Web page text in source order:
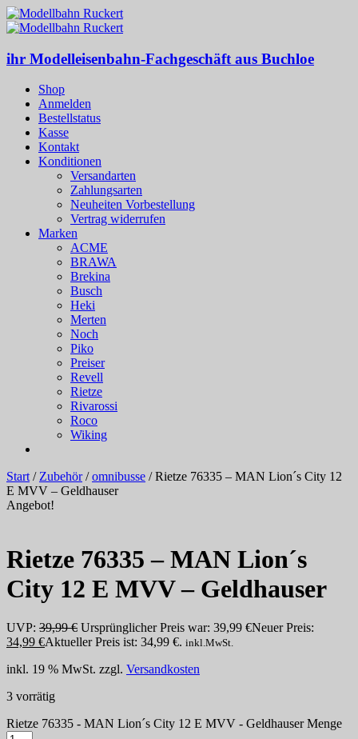
ihr Modelleisenbahn-Fachgeschäft aus Buchloe
Shop
Anmelden
Bestellstatus
Kasse
Kontakt
Konditionen
Versandarten
Zahlungsarten
Neuheiten Vorbestellung
Vertrag widerrufen
Marken
ACME
BRAWA
Brekina
Busch
Heki
Merten
Noch
Piko
Preiser
Revell
Rietze
Rivarossi
Roco
Wiking
Start/Zubehör/omnibusse / Rietze 76335 – MAN Lion´s City 12
E MVV – Geldhauser
Angebot!
Rietze 76335 – MAN Lion´s
City 12 E MVV – Geldhauser
UVP: 39,99€ Ursprünglicher Preis war: 39,99 €Neuer Preis:
34,99 €Aktueller Preis ist: 34,99 €. inkl.MwSt.
inkl. 19 % MwSt. zzgl. Versandkosten
3 vorrätig
Rietze 76335 - MAN Lion´s City 12 E MVV - Geldhauser Menge